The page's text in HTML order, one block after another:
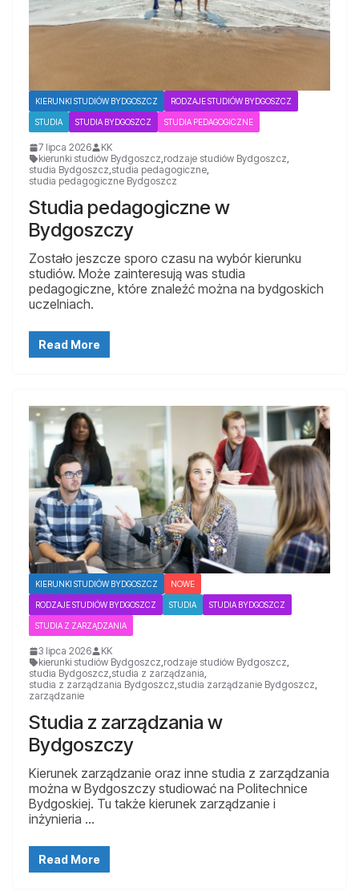
KIERUNKI STUDIÓW BYDGOSZCZ RODZAJE STUDIÓW BYDGOSZCZ
STUDIA STUDIA BYDGOSZCZ STUDIA PEDAGOGICZNE
7 lipca 2026
KK
kierunki studiów Bydgoszcz rodzaje studiów Bydgoszcz
studia Bydgoszcz studia pedagogiczne
studia pedagogiczne Bydgoszcz
Studia pedagogiczne w
Bydgoszczy
Zostało jeszcze sporo czasu na wybór kierunku
studiów. Może zainteresują was studia
pedagogiczne, które znaleźć można na bydgoskich
uczelniach.
Read More
KIERUNKI STUDIÓW BYDGOSZCZ NOWE
RODZAJE STUDIÓW BYDGOSZCZ STUDIA STUDIA BYDGOSZCZ
STUDIA Z ZARZĄDZANIA
3 lipca 2026
KK
kierunki studiów Bydgoszcz rodzaje studiów Bydgoszcz
studia Bydgoszcz studia z zarządzania
studia z zarządzania Bydgoszcz studia zarządzanie Bydgoszcz
zarządzanie
Studia z zarządzania w
Bydgoszczy
Kierunek zarządzanie oraz inne studia z zarządzania
można w Bydgoszczy studiować na Politechnice
Bydgoskiej. Tu także kierunek zarządzanie i
inżynieria …
Read More